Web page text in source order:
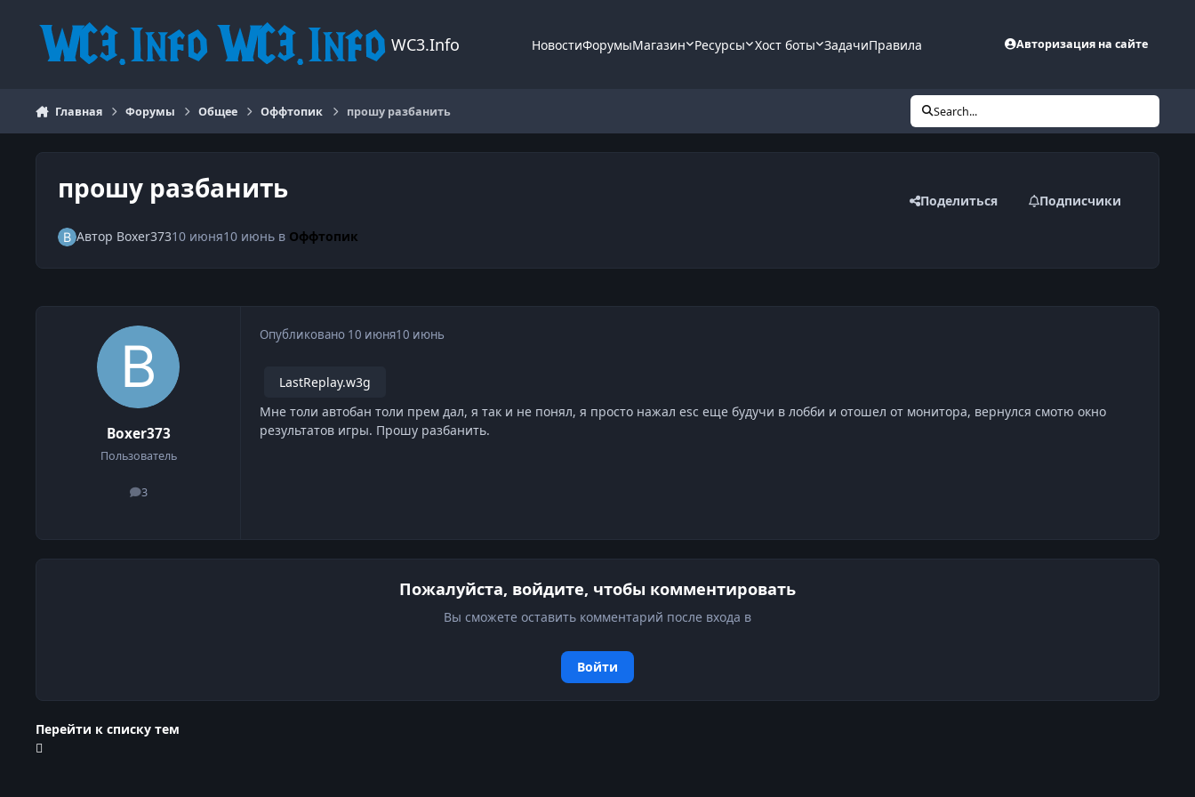
WC3.Info НовостиФорумыМагазин Ресурсы Хост боты ЗадачиПравила Авторизация на сайте
Главная Форумы Общее Оффтопик прошу разбанить Search...
прошу разбанить Поделиться Подписчики
Автор Boxer37310 июня10 июньв Оффтопик
Boxer373
Пользователь
3
сообщения
Опубликовано 10 июня10 июнь
LastReplay.w3g
Мне толи автобан толи прем дал, я так и не понял, я просто нажал esc еще будучи в лобби и отошел от монитора, вернулся смотю окно
результатов игры. Прошу разбанить.
Пожалуйста, войдите, чтобы комментировать
Вы сможете оставить комментарий после входа в
Войти
Перейти к списку тем